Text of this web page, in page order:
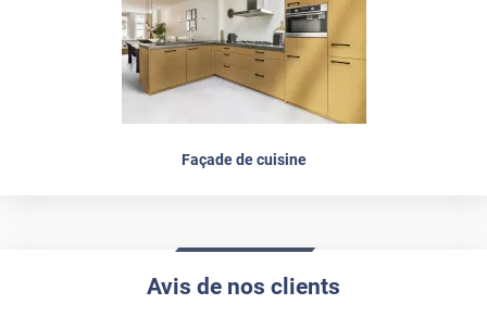
Façade de cuisine
Avis de nos clients